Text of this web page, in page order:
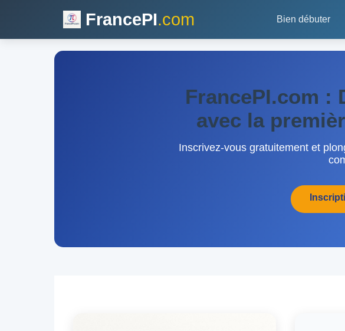
FrancePI.com Bien débuter
FrancePI.com :
avec la
Inscrivez-vous gratuitement et